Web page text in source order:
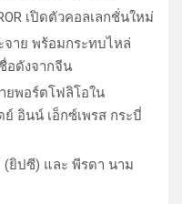
เปิดตัวคอลเลกชั่นใหม่
าย พร้อมกระทบไหล่
อดังจากจีน
ยพอร์ตโฟลิโอใน
อินน์ เอ็กซ์เพรส กระบี่
(ยิปซี) และ พีรดา นาม